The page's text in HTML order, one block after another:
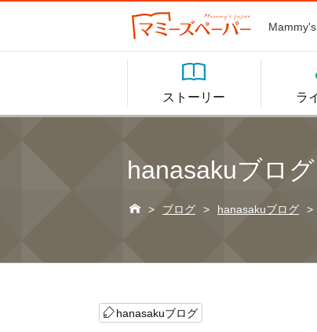

ストーリー ラ
hanasakuブログ
 > ブログ > hanasakuブログ >
hanasakuブログ